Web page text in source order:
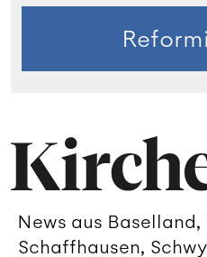
News aus
Schaffhausen,